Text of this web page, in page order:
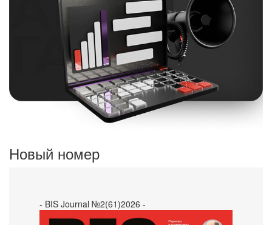
Новый номер
- BIS Journal №2(61)2026 -